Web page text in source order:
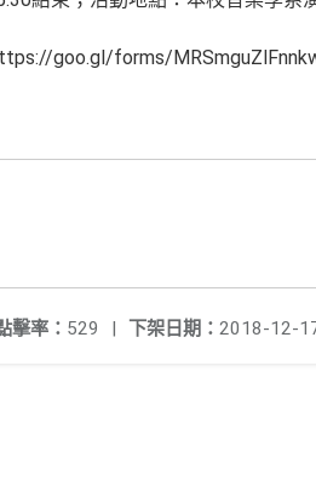
goo.gl/forms/
下架日期： 2018-12-
擊率： 529 |